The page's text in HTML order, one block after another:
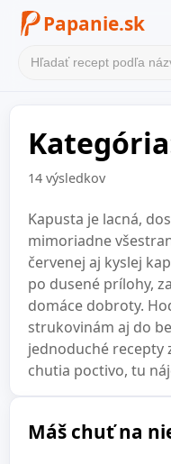
Papanie.sk
Filter receptov
Kategórie
O nás
Kontakt
14 výsledkov
Kapusta je lacná,
mimoriadne
červenej aj kyslej
po dusené prílohy,
domáce dobroty.
strukovinám aj do
jednoduché recepty
chutia poctivo, tu
Máš chuť na